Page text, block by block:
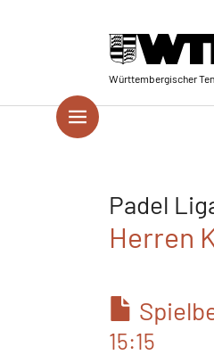
Württembergischer
Padel
Herren
15:15